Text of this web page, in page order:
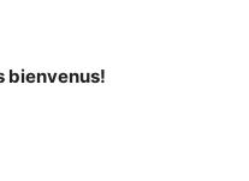
bienvenus!